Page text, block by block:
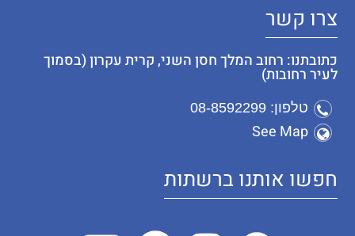
צרו קשר
כתובתנו: רחוב המלך חסן השני, קרית עקרון (בסמוך
לעיר רחובות)
טלפון: 08-8592299
See Map
חפשו אותנו ברשתות